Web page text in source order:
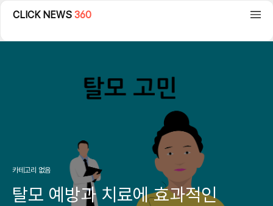
CLICK NEWS 360
카테고리 없음
탈모 예방과 치료에 효과적인